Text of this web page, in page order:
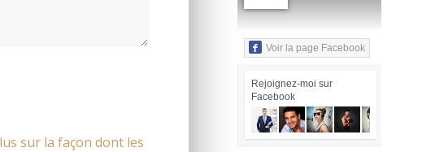
sur la façon dont les
Voir la page Facebook
Rejoignez-moi sur
Facebook